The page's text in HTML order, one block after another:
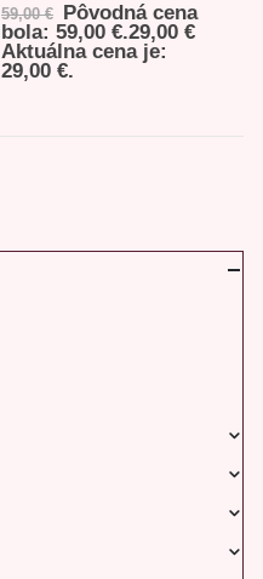
59,00€
Pôvodná cena
bola: 59,00 €.29,00 €
Aktuálna cena je:
29,00 €.